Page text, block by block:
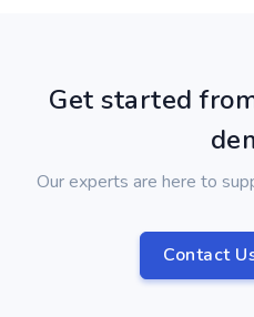
Get started
Our experts are here to
Contact